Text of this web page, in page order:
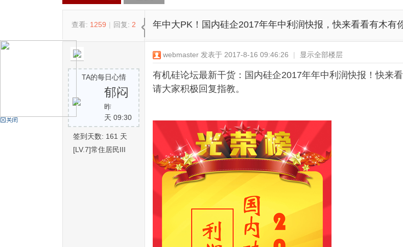
机
查看: 1259 | 回复: 2 年中大PK！国内硅企2017年年中利润快报，快来看看有木有
TA的每日心情
郁闷
昨
天 09:30
签到天数: 161 天
[LV.7]常住居民III
webmaster 发表于 2017-8-16 09:46:26 | 显示全部楼层
有机硅论坛最新干货： 国内硅企2017年年中利润快报！快来
请大家积极回复指教。